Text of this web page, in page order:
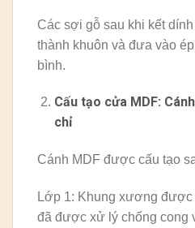
Các sợi gỗ sau khi kết
thành khuôn và đưa vào
bình.
Cấu tạo cửa MDF:
chỉ
Cánh MDF được cấu tạo
Lớp 1: Khung xương
đã được xử lý chống cong